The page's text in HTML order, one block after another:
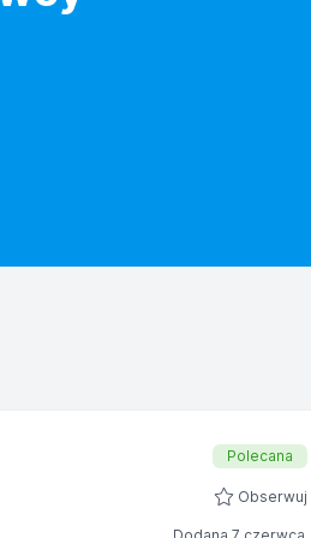
Polecana
Obserwuj